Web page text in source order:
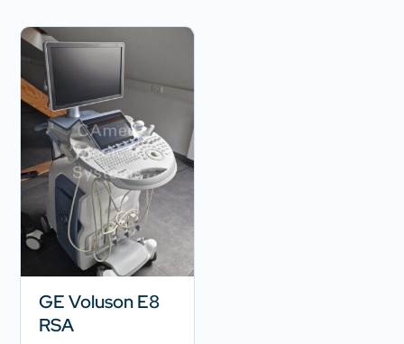
GE Voluson E8
RSA